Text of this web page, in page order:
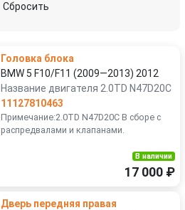
Сбросить
Головка блока
BMW 5 F10/F11 (2009—2013) 2012
Название двигателя 2.0TD N47D20C
11127810463
Примечание:2.0TD N47D20C В сборе с
распредвалами и клапанами.
В наличии
17 000 ₽
Дверь передняя правая